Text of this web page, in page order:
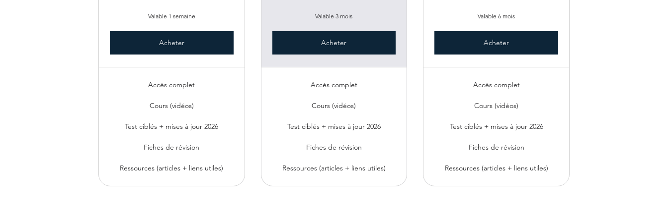
Valable 1 semaine
Acheter
Accès complet
Cours (vidéos)
Test ciblés + mises à jour 2026
Fiches de révision
Ressources (articles + liens utiles)
Valable 3 mois
Acheter
Accès complet
Cours (vidéos)
Test ciblés + mises à jour 2026
Fiches de révision
Ressources (articles + liens utiles)
Valable 6 mois
Acheter
Accès complet
Cours (vidéos)
Test ciblés + mises à jour 2026
Fiches de révision
Ressources (articles + liens utiles)